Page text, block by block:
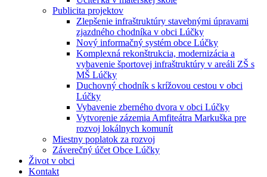
Publicita projektov
Zlepšenie infraštruktúry stavebnými úpravami
zjazdného chodníka v obci Lúčky
Nový informačný systém obce Lúčky
Komplexná rekonštrukcia, modernizácia a
vybavenie športovej infraštruktúry v areáli ZŠ s
MŠ Lúčky
Duchovný chodník s krížovou cestou v obci
Lúčky
Vybavenie zberného dvora v obci Lúčky
Vytvorenie zázemia Amfiteátra Markuška pre
rozvoj lokálnych komunít
Miestny poplatok za rozvoj
Záverečný účet Obce Lúčky
Život v obci
Kontakt